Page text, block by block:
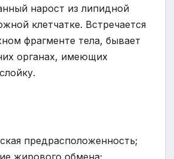
нарост из липидной
клетчатке. Встречается
фрагменте тела, бывает
органах, имеющих
предрасположенность;
жирового обмена;